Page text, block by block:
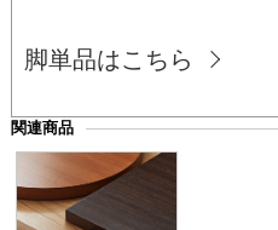
脚単品はこちら
関連商品